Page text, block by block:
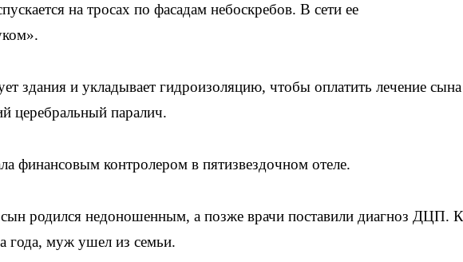
на тросах по фасадам небоскребов. В сети ее
здания и укладывает гидроизоляцию, чтобы оплатить лечение сына
церебральный паралич.
финансовым контролером в пятизвездочном отеле.
родился недоношенным, а позже врачи поставили диагноз ДЦП.
года, муж ушел из семьи.